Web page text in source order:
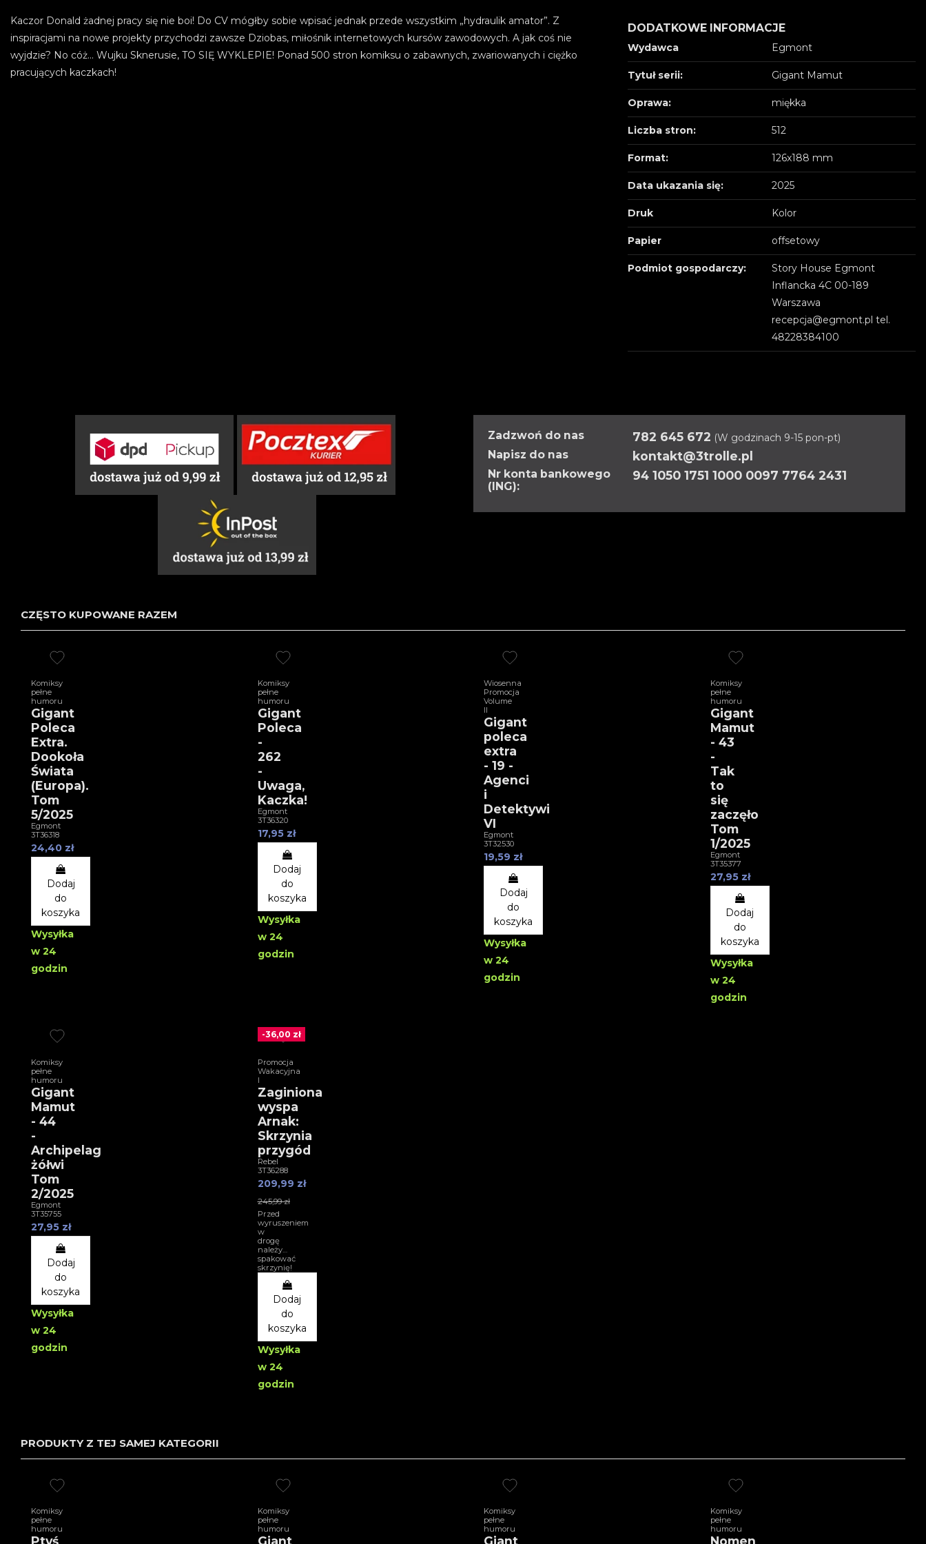
Kaczor Donald żadnej pracy się nie boi! Do CV mógłby sobie wpisać jednak przede wszystkim „hydraulik amator”. Z
inspiracjami na nowe projekty przychodzi zawsze Dziobas, miłośnik internetowych kursów zawodowych. A jak coś nie
wyjdzie? No cóż… Wujku Sknerusie, TO SIĘ WYKLEPIE! Ponad 500 stron komiksu o zabawnych, zwariowanych i ciężko
pracujących kaczkach!
DODATKOWE INFORMACJE
Wydawca Egmont
Tytuł serii: Gigant Mamut
Oprawa: miękka
Liczba stron: 512
Format: 126x188 mm
Data ukazania się: 2025
Druk Kolor
Papier offsetowy
Podmiot gospodarczy:
Story House Egmont
Inflancka 4C 00-189
Warszawa
recepcja@egmont.pl tel.
48228384100
Zadzwoń do nas 782 645 672 (W godzinach 9-15 pon-pt)
Napisz do nas kontakt@3trolle.pl
Nr konta bankowego
(ING):
94 1050 1751 1000 0097 7764 2431
CZĘSTO KUPOWANE RAZEM
Komiksy
pełne
humoru
Gigant
Poleca
Extra.
Dookoła
Świata
(Europa).
Tom
5/2025
Egmont
3T36318
24,40 zł
Dodaj
do
koszyka
Wysyłka
w 24
godzin
Komiksy
pełne
humoru
Gigant
Poleca
-
262
-
Uwaga,
Kaczka!
Egmont
3T36320
17,95 zł
Dodaj
do
koszyka
Wysyłka
w 24
godzin
Wiosenna
Promocja
Volume
II
Gigant
poleca
extra
- 19 -
Agenci
i
Detektywi
VI
Egmont
3T32530
19,59 zł
Dodaj
do
koszyka
Wysyłka
w 24
godzin
Komiksy
pełne
humoru
Gigant
Mamut
- 43
-
Tak
to
się
zaczęło
Tom
1/2025
Egmont
3T35377
27,95 zł
Dodaj
do
koszyka
Wysyłka
w 24
godzin
Komiksy
pełne
humoru
Gigant
Mamut
- 44
-
Archipelag
żółwi
Tom
2/2025
Egmont
3T35755
27,95 zł
Dodaj
do
koszyka
Wysyłka
w 24
godzin
-36,00 zł
Promocja
Wakacyjna
I
Zaginiona
wyspa
Arnak:
Skrzynia
przygód
Rebel
3T36288
209,99 zł
245,99 zł
Przed
wyruszeniem
w
drogę
należy…
spakować
skrzynię!
Dodaj
do
koszyka
Wysyłka
w 24
godzin
PRODUKTY Z TEJ SAMEJ KATEGORII
Komiksy
pełne
humoru
Ptyś
Komiksy
pełne
humoru
Giant
Komiksy
pełne
humoru
Giant
Komiksy
pełne
humoru
Nomen